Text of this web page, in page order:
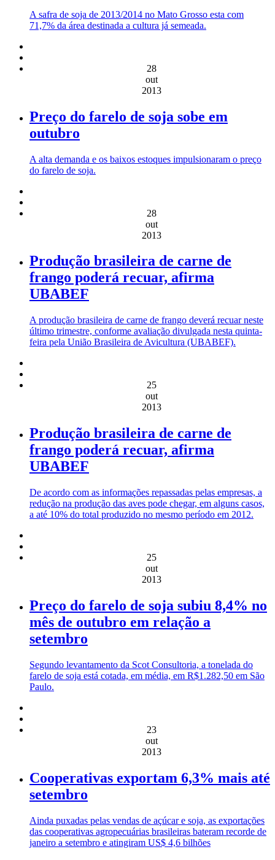
A safra de soja de 2013/2014 no Mato Grosso esta com
71,7% da área destinada a cultura já semeada.
28
out
2013
Preço do farelo de soja sobe em
outubro
A alta demanda e os baixos estoques impulsionaram o preço
do farelo de soja.
28
out
2013
Produção brasileira de carne de
frango poderá recuar, afirma
UBABEF
A produção brasileira de carne de frango deverá recuar neste
último trimestre, conforme avaliação divulgada nesta quinta-
feira pela União Brasileira de Avicultura (UBABEF).
25
out
2013
Produção brasileira de carne de
frango poderá recuar, afirma
UBABEF
De acordo com as informações repassadas pelas empresas, a
redução na produção das aves pode chegar, em alguns casos,
a até 10% do total produzido no mesmo período em 2012.
25
out
2013
Preço do farelo de soja subiu 8,4% no
mês de outubro em relação a
setembro
Segundo levantamento da Scot Consultoria, a tonelada do
farelo de soja está cotada, em média, em R$1.282,50 em São
Paulo.
23
out
2013
Cooperativas exportam 6,3% mais até
setembro
Ainda puxadas pelas vendas de açúcar e soja, as exportações
das cooperativas agropecuárias brasileiras bateram recorde de
janeiro a setembro e atingiram US$ 4,6 bilhões